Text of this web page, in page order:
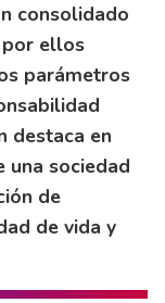
consolidado
por ellos
parámetros
destaca en
una sociedad
de
de vida y